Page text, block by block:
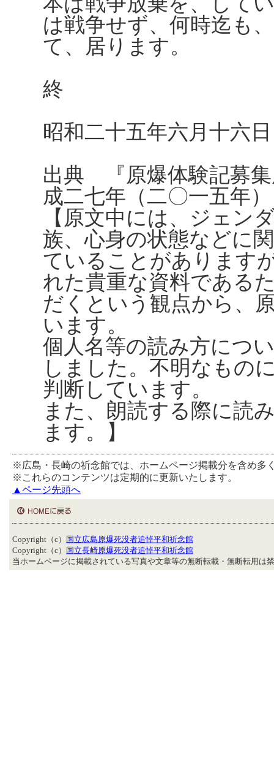
は戦争せず、何時迄も
て、居ります。
終
昭和二十五年六月十六
出典 『原爆体験記募
成二七年（二〇一五年
【原文中には、ジェン
族、心身の状態などに
ていることがあります
れた貴重な資料である
だくという観点から、
います。
個人名等の読み方につ
しました。不明なもの
判断しています。
また、朗読する際に読
ます。】
※広島・長崎の祈念館では、ホームページ掲載分を含め多
※これらのコンテンツは定期的に更新いたします。
▲ページ先頭へ
Copyright（c）
国立広島原爆死没者追悼平和祈念館
Copyright（c）
国立長崎原爆死没者追悼平和祈念館
当ホームページに掲載されている写真や文章等の無断転載・無断転用は